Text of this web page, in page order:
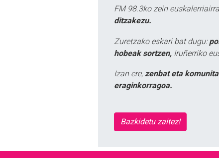
FM 98.3ko zein
ditzakezu.
Zuretzako eskari bat dugu:
hobeak sortzen, Iruñerriko
Izan ere, zenbat eta
eraginkorragoa.
Bazkidetu zaitez!